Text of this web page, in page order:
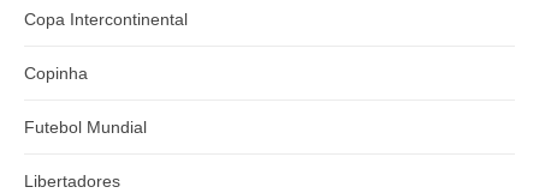
Copa Intercontinental
Copinha
Futebol Mundial
Libertadores